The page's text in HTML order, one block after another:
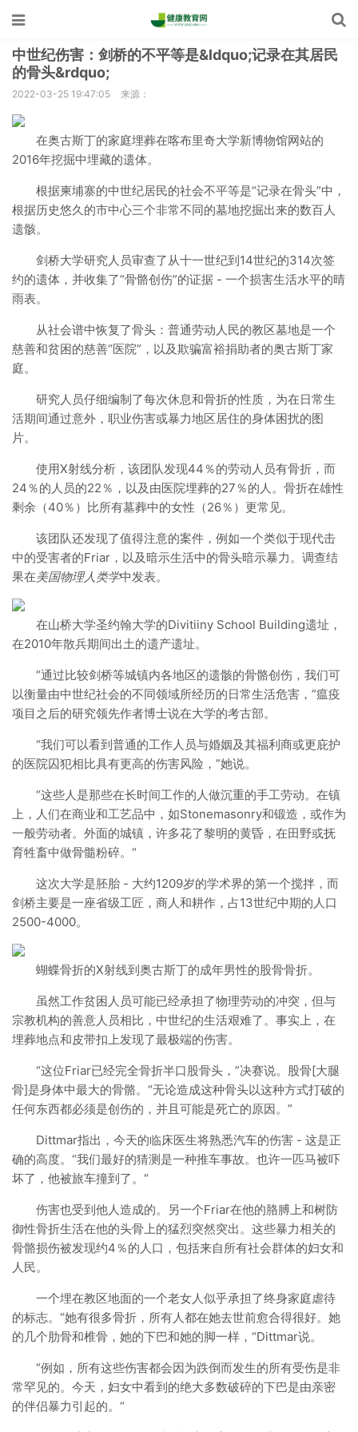
中世纪伤害：剑桥的不平等是&ldquo;记录在其居民
的骨头&rdquo;
2022-03-25 19:47:05 来源：
在奥古斯丁的家庭埋葬在喀布里奇大学新博物馆网站的
2016年挖掘中埋藏的遗体。
根据柬埔寨的中世纪居民的社会不平等是“记录在骨头”中，
根据历史悠久的市中心三个非常不同的墓地挖掘出来的数百人
遗骸。
剑桥大学研究人员审查了从十一世纪到14世纪的314次签
约的遗体，并收集了“骨骼创伤”的证据 - 一个损害生活水平的晴
雨表。
从社会谱中恢复了骨头：普通劳动人民的教区墓地是一个
慈善和贫困的慈善“医院”，以及欺骗富裕捐助者的奥古斯丁家
庭。
研究人员仔细编制了每次休息和骨折的性质，为在日常生
活期间通过意外，职业伤害或暴力地区居住的身体困扰的图
片。
使用X射线分析，该团队发现44％的劳动人员有骨折，而
24％的人员的22％，以及由医院埋葬的27％的人。骨折在雄性
剩余（40％）比所有墓葬中的女性（26％）更常见。
该团队还发现了值得注意的案件，例如一个类似于现代击
中的受害者的Friar，以及暗示生活中的骨头暗示暴力。调查结
果在美国物理人类学中发表。
在山桥大学圣约翰大学的Divitiiny School Building遗址，
在2010年散兵期间出土的遗产遗址。
“通过比较剑桥等城镇内各地区的遗骸的骨骼创伤，我们可
以衡量由中世纪社会的不同领域所经历的日常生活危害，”瘟疫
项目之后的研究领先作者博士说在大学的考古部。
“我们可以看到普通的工作人员与婚姻及其福利商或更庇护
的医院囚犯相比具有更高的伤害风险，”她说。
“这些人是那些在长时间工作的人做沉重的手工劳动。在镇
上，人们在商业和工艺品中，如Stonemasonry和锻造，或作为
一般劳动者。外面的城镇，许多花了黎明的黄昏，在田野或抚
育牲畜中做骨髓粉碎。“
这次大学是胚胎 - 大约1209岁的学术界的第一个搅拌，而
剑桥主要是一座省级工匠，商人和耕作，占13世纪中期的人口
2500-4000。
蝴蝶骨折的X射线到奥古斯丁的成年男性的股骨骨折。
虽然工作贫困人员可能已经承担了物理劳动的冲突，但与
宗教机构的善意人员相比，中世纪的生活艰难了。事实上，在
埋葬地点和皮带扣上发现了最极端的伤害。
“这位Friar已经完全骨折半口股骨头，”决赛说。股骨[大腿
骨]是身体中最大的骨骼。“无论造成这种骨头以这种方式打破的
任何东西都必须是创伤的，并且可能是死亡的原因。”
Dittmar指出，今天的临床医生将熟悉汽车的伤害 - 这是正
确的高度。“我们最好的猜测是一种推车事故。也许一匹马被吓
坏了，他被旅车撞到了。“
伤害也受到他人造成的。另一个Friar在他的胳膊上和树防
御性骨折生活在他的头骨上的猛烈突然突出。这些暴力相关的
骨骼损伤被发现约4％的人口，包括来自所有社会群体的妇女和
人民。
一个埋在教区地面的一个老女人似乎承担了终身家庭虐待
的标志。“她有很多骨折，所有人都在她去世前愈合得很好。她
的几个肋骨和椎骨，她的下巴和她的脚一样，“Dittmar说。
“例如，所有这些伤害都会因为跌倒而发生的所有受伤是非
常罕见的。今天，妇女中看到的绝大多数破碎的下巴是由亲密
的伴侣暴力引起的。“